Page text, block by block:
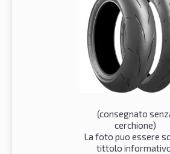
(consegnato
cerchione)
La foto puo essere
tittolo